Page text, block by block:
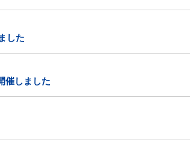
した
催しました